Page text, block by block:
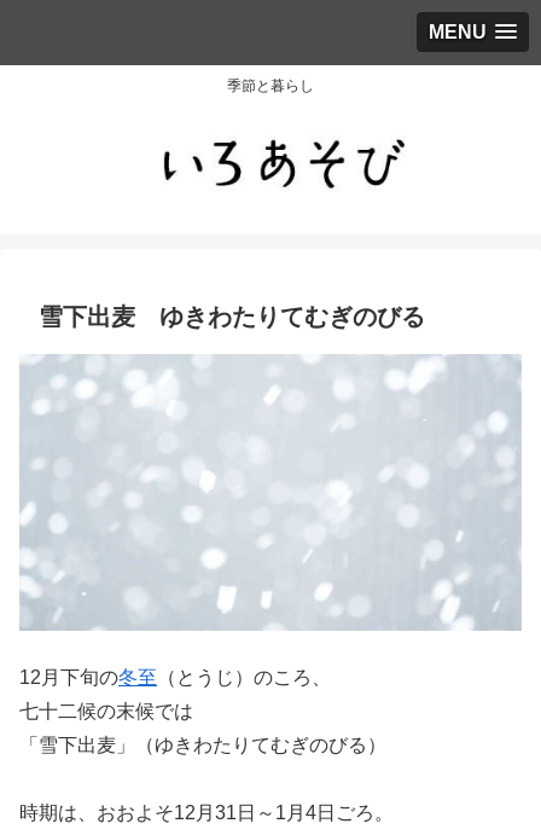
MENU
季節と暮らし
雪下出麦 ゆきわたりてむぎのびる
12月下旬の冬至 （とうじ）のころ、
七十二候の末候では
「雪下出麦」（ゆきわたりてむぎのびる）
時期は、おおよそ12月31日～1月4日ごろ。